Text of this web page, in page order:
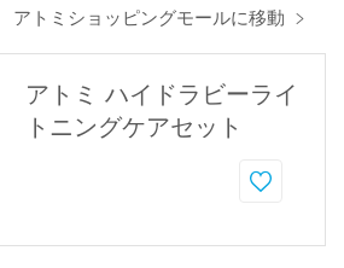
アトミショッピングモールに移動
アトミ ハイドラビーライ
トニングケアセット